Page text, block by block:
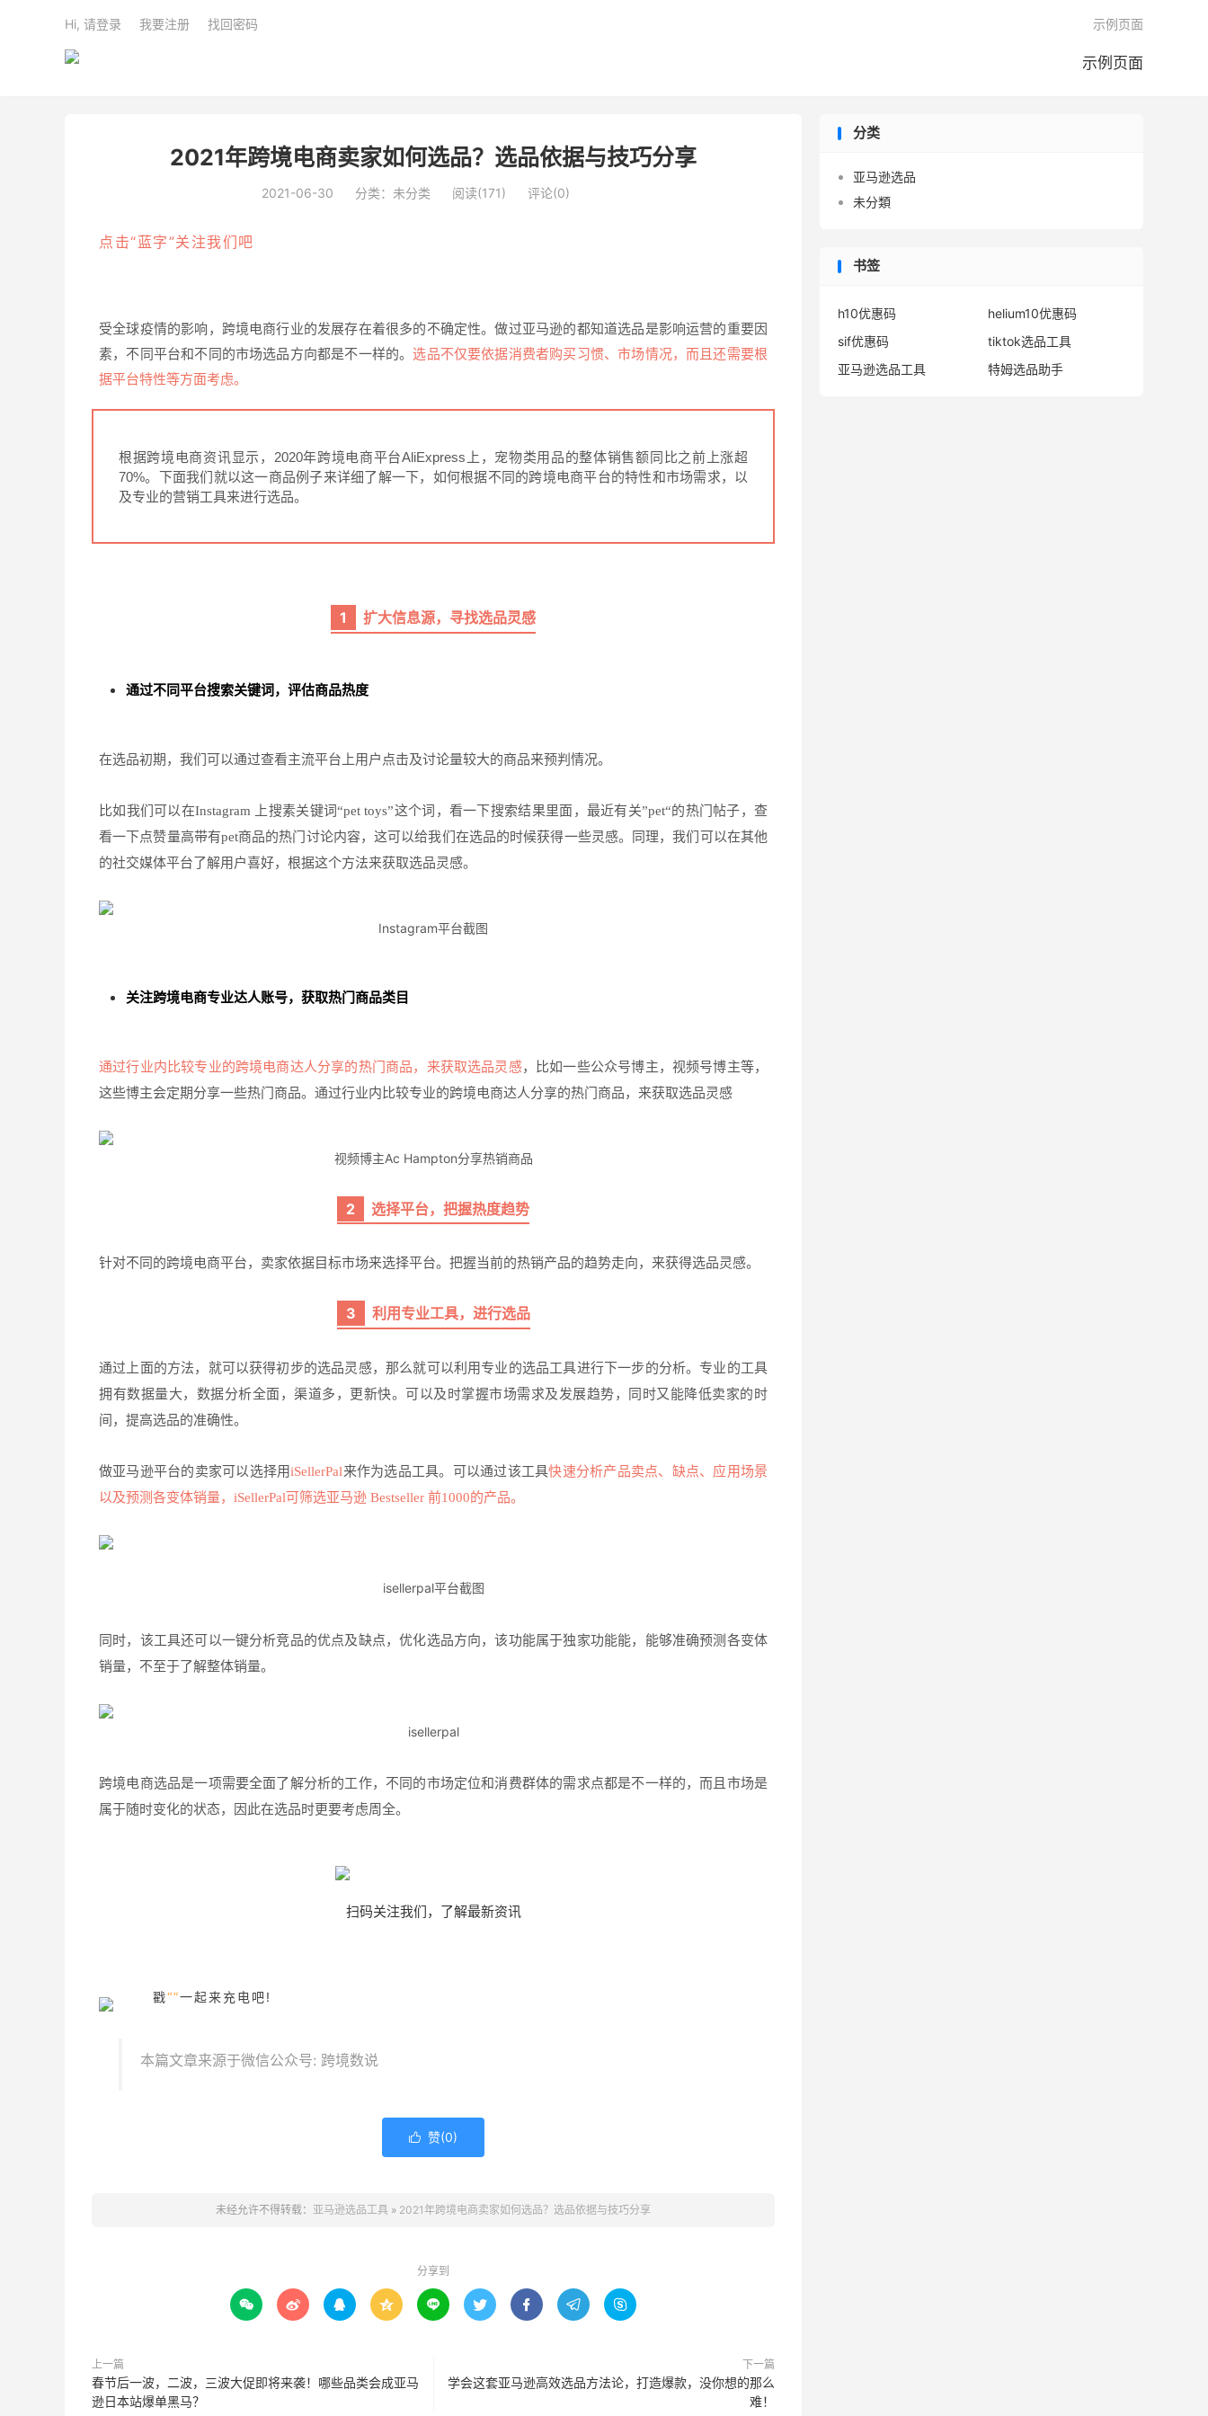
示例页面
示例页面
Hi, 请登录 我要注册 找回密码
2021年跨境电商卖家如何选品？选品依据与技巧分享
2021-06-30 分类：未分类 阅读(171) 评论(0)
点击“蓝字”关注我们吧
受全球疫情的影响，跨境电商行业的发展存在着很多的不确定性。做过亚马逊的都知道选品是影响运营的重要因
素，不同平台和不同的市场选品方向都是不一样的。选品不仅要依据消费者购买习惯、市场情况，而且还需要根
据平台特性等方面考虑。
根据跨境电商资讯显示，2020年跨境电商平台AliExpress上，宠物类用品的整体销售额同比之前上涨超
70%。下面我们就以这一商品例子来详细了解一下，如何根据不同的跨境电商平台的特性和市场需求，以
及专业的营销工具来进行选品。
1 扩大信息源，寻找选品灵感
通过不同平台搜索关键词，评估商品热度
在选品初期，我们可以通过查看主流平台上用户点击及讨论量较大的商品来预判情况。
比如我们可以在Instagram 上搜素关键词“pet toys”这个词，看一下搜索结果里面，最近有关”pet“的热门帖子，查
看一下点赞量高带有pet商品的热门讨论内容，这可以给我们在选品的时候获得一些灵感。
同理，我们可以在其他
的社交媒体平台了解用户喜好，根据这个方法来获取选品灵感。
Instagram平台截图
关注跨境电商专业达人账号，获取热门商品类目
通过行业内比较专业的跨境电商达人分享的热门商品，来获取选品灵感，比如一些公众号博主，视频号博主等，
这些博主会定期分享一些热门商品。 通过行业内比较专业的跨境电商达人分享的热门商品，来获取选品灵感
视频博主Ac Hampton分享热销商品
2 选择平台，把握热度趋势
针对不同的跨境电商平台，卖家依据目标市场来选择平台。把握当前的热销产品的趋势走向，来获得选品灵感。
3 利用专业工具，进行选品
通过上面的方法，就可以获得初步的选品灵感，那么就可以利用专业的选品工具进行下一步的分析。专业的工具
拥有数据量大，数据分析全面，渠道多，更新快。可以及时掌握市场需求及发展趋势，同时又能降低卖家的时
间，提高选品的准确性。
做亚马逊平台的卖家可以选择用iSellerPal来作为选品工具。可以通过该工具快速分析产品卖点、缺点、应用场景
以及预测各变体销量，iSellerPal可筛选亚马逊 Bestseller 前1000的产品。
isellerpal平台截图
同时，该工具还可以一键分析竞品的优点及缺点，优化选品方向，该功能属于独家功能能，能够准确预测各变体
销量，不至于了解整体销量。
isellerpal
跨境电商选品是一项需要全面了解分析的工作，不同的市场定位和消费群体的需求点都是不一样的，而且市场是
属于随时变化的状态，因此在选品时更要考虑周全。
扫码关注我们，了解最新资讯
戳“”一起来充电吧!
本篇文章来源于微信公众号: 跨境数说
 赞(0)
未经允许不得转载： 亚马逊选品工具 » 2021年跨境电商卖家如何选品？选品依据与技巧分享
分享到
        
上一篇
春节后一波，二波，三波大促即将来袭！哪些品类会成亚马
逊日本站爆单黑马？
下一篇
学会这套亚马逊高效选品方法论，打造爆款，没你想的那么
难！
分类
亚马逊选品
未分類
书签
h10优惠码
helium10优惠码
sif优惠码
tiktok选品工具
亚马逊选品工具
特姆选品助手